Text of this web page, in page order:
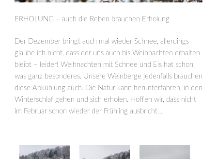
ERHOLUNG – auch die Reben brauchen Erholung
Der Dezember bringt auch mal wieder Schnee, allerdings
glaube ich nicht, dass der uns auch bis Weihnachten erhalten
bleibt – leider! Weihnachten mit Schnee und Eis hat schon
was ganz besonderes. Unsere Weinberge jedenfalls brauchen
diese Abkühlung auch. Die Natur kann herunterfahren, in den
Winterschlaf gehen und sich erholen. Hoffen wir, dass nicht
im Februar schon wieder der Frühling ausbricht…